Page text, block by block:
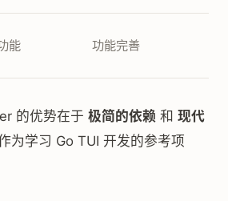
能 功能完善
的优势在于 极简的依赖 和 现代
为学习 Go TUI 开发的参考项